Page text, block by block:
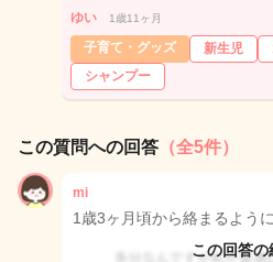
ゆい 1歳11ヶ月
子育て・グッズ 新生児
シャンプー
この質問への回答 （全5件）
mi
1歳3ヶ月頃から絡まるよう
この回答の